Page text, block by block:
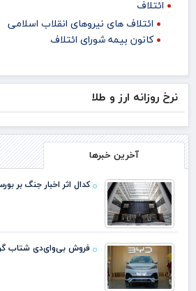
ائتلاف
ائتلاف های نیروهای انقلاب اسلامی
کانون بیمه شورای ائتلاف
نرخ روزانه ارز و طلا
آخرین خبرها
کدال اثر اخبار جنگ بر
فروش بی‌وای‌دی شتاب